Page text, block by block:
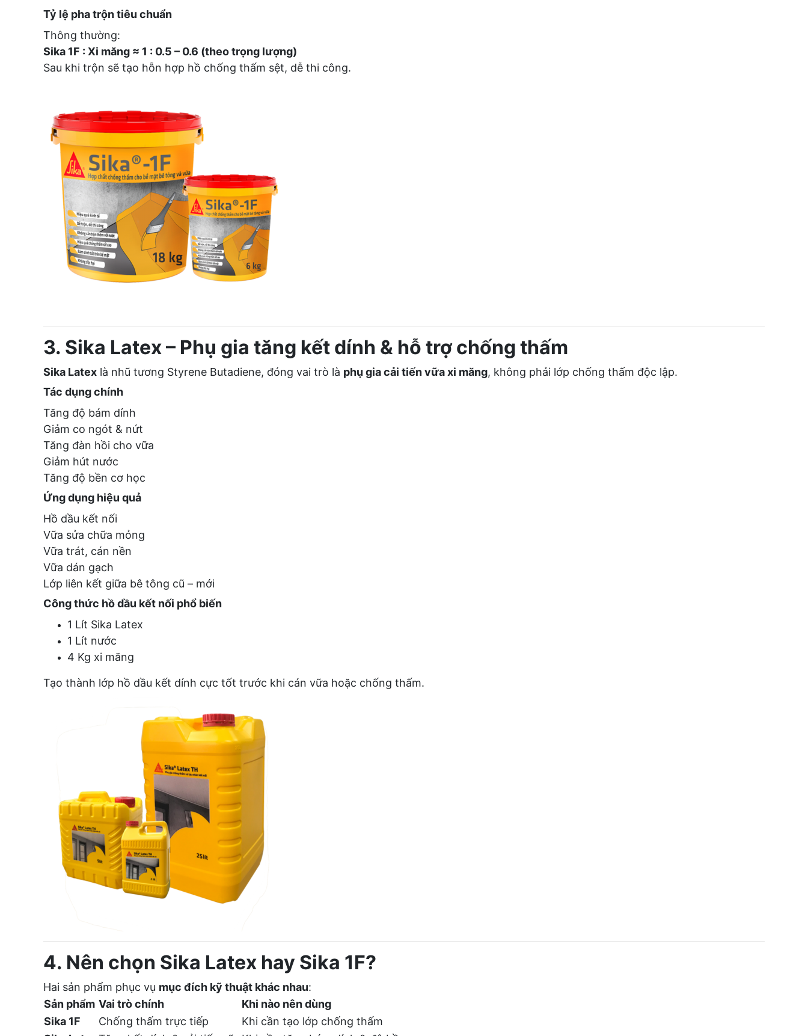
Tỷ lệ pha trộn tiêu chuẩn
Thông thường:
Sika 1F : Xi măng ≈ 1 : 0.5 – 0.6 (theo trọng lượng)
Sau khi trộn sẽ tạo hỗn hợp hồ chống thấm sệt, dễ thi công.
3. Sika Latex – Phụ gia tăng kết dính & hỗ trợ chống thấm
Sika Latex là nhũ tương Styrene Butadiene, đóng vai trò là phụ gia cải tiến vữa xi măng, không phải lớp chống thấm độc lập.
Tác dụng chính
Tăng độ bám dính
Giảm co ngót & nứt
Tăng đàn hồi cho vữa
Giảm hút nước
Tăng độ bền cơ học
Ứng dụng hiệu quả
Hồ dầu kết nối
Vữa sửa chữa mỏng
Vữa trát, cán nền
Vữa dán gạch
Lớp liên kết giữa bê tông cũ – mới
Công thức hồ dầu kết nối phổ biến
1 Lít Sika Latex
1 Lít nước
4 Kg xi măng
Tạo thành lớp hồ dầu kết dính cực tốt trước khi cán vữa hoặc chống thấm.
4. Nên chọn Sika Latex hay Sika 1F?
Hai sản phẩm phục vụ mục đích kỹ thuật khác nhau:
Sản phẩm Vai trò chính
Khi nào nên dùng
Sika 1F
Chống thấm trực tiếp
Khi cần tạo lớp chống thấm